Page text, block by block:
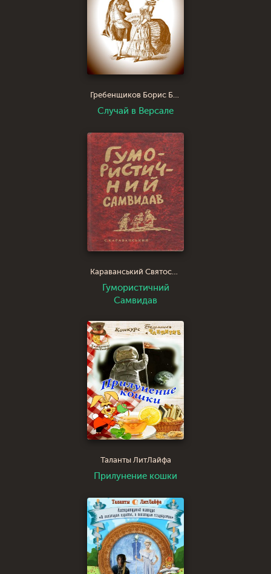
Гребенщиков Борис Борисович
Случай в Версале
Караванський Святослав Йосипович
Гумористичний
Самвидав
Таланты ЛитЛайфа
Прилунение кошки